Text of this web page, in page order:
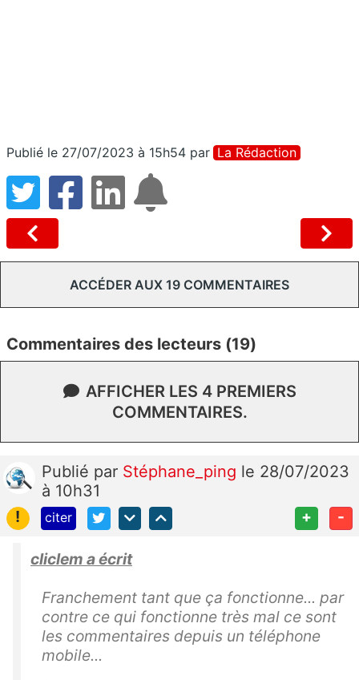
Publié le 27/07/2023 à 15h54 par La Rédaction
ACCÉDER AUX 19 COMMENTAIRES
Commentaires des lecteurs (19)
AFFICHER LES 4 PREMIERS
COMMENTAIRES.
Publié par Stéphane_ping le 28/07/2023
à 10h31
!
citer + -
cliclem a écrit
Franchement tant que ça fonctionne... par
contre ce qui fonctionne très mal ce sont
les commentaires depuis un téléphone
mobile...